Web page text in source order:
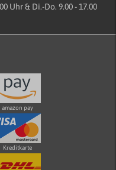
Uhr & Di.-Do. 9.00 - 17.00
amazon pay
Kreditkarte